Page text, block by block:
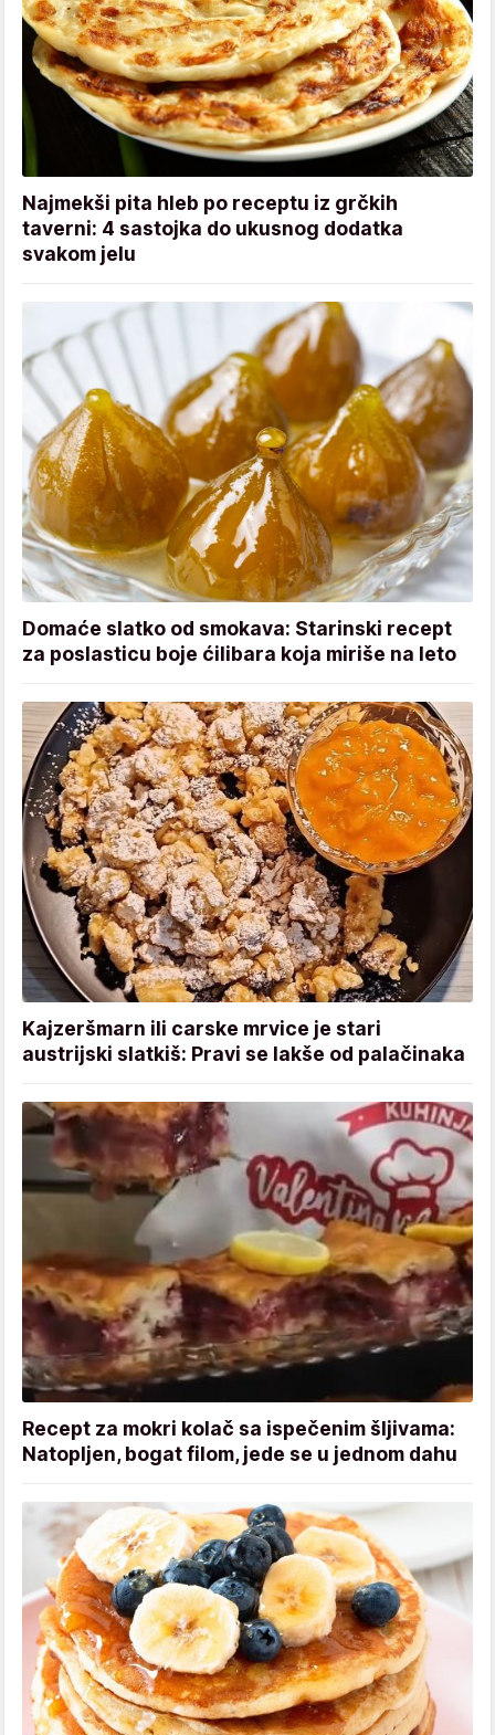
Najmekši pita hleb po receptu iz grčkih
taverni: 4 sastojka do ukusnog dodatka
svakom jelu
Domaće slatko od smokava: Starinski recept
za poslasticu boje ćilibara koja miriše na leto
Kajzeršmarn ili carske mrvice je stari
austrijski slatkiš: Pravi se lakše od palačinaka
Recept za mokri kolač sa ispečenim šljivama:
Natopljen, bogat filom, jede se u jednom dahu